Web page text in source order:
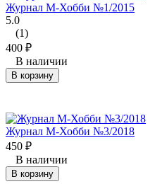
Журнал М-Хобби №1/2015
5.0
(1)
400 ₽
В наличии
В корзину
Журнал М-Хобби №3/2018
450 ₽
В наличии
В корзину